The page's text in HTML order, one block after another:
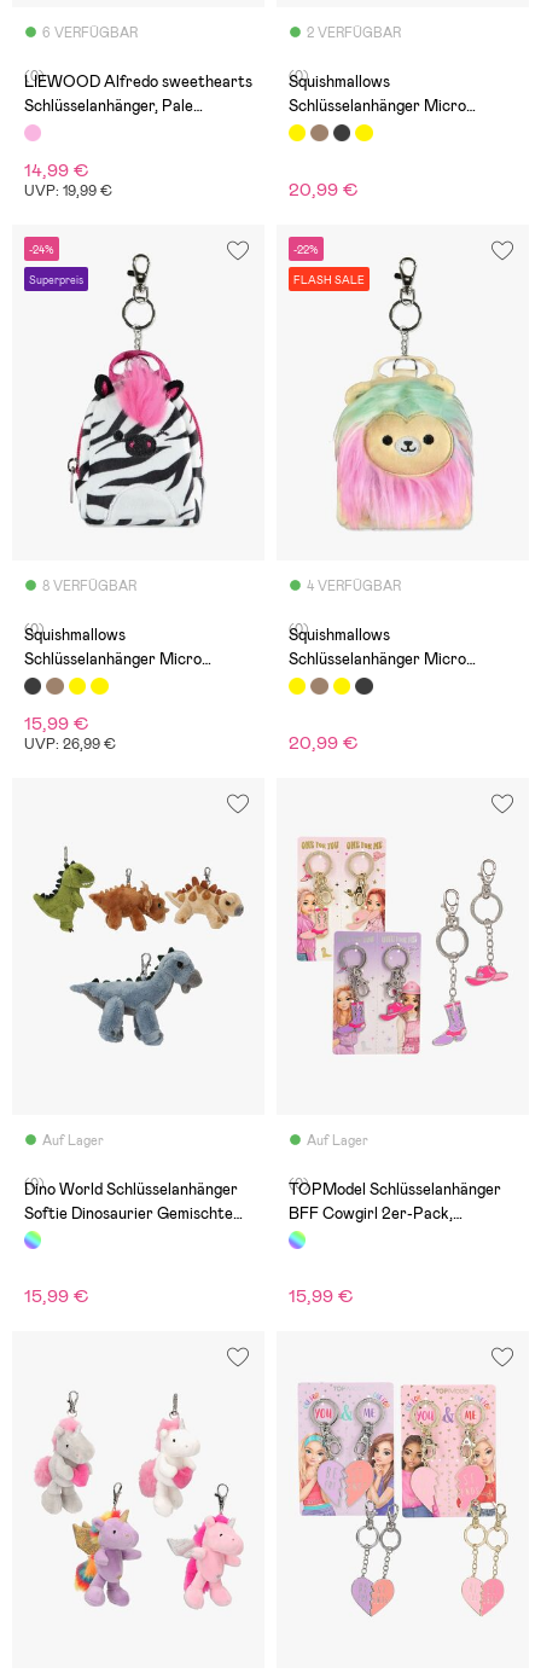
6 VERFÜGBAR
(0)
LIEWOOD Alfredo sweethearts
Schlüsselanhänger, Pale
Tuscany
14,99 €
UVP: 19,99 €
2 VERFÜGBAR
(0)
Squishmallows
Schlüsselanhänger Micro
Rucksack, Maui
20,99 €
-24%
Superpreis
8 VERFÜGBAR
(0)
Squishmallows
Schlüsselanhänger Micro
Rucksack, Tracey
15,99 €
UVP: 26,99 €
-22%
FLASH SALE
4 VERFÜGBAR
(0)
Squishmallows
Schlüsselanhänger Micro
Rucksack, Leonard
20,99 €
Auf Lager
(0)
Dino World Schlüsselanhänger
Softie Dinosaurier Gemischte
Auswahl
15,99 €
Auf Lager
(0)
TOPModel Schlüsselanhänger
BFF Cowgirl 2er-Pack,
Gemischt
15,99 €